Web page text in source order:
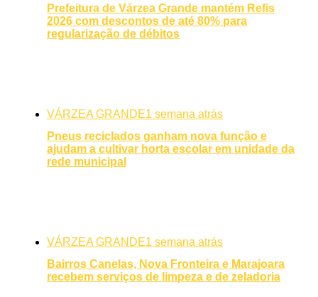
Prefeitura de Várzea Grande mantém Refis
2026 com descontos de até 80% para
regularização de débitos
VÁRZEA GRANDE1 semana atrás
Pneus reciclados ganham nova função e
ajudam a cultivar horta escolar em unidade da
rede municipal
VÁRZEA GRANDE1 semana atrás
Bairros Canelas, Nova Fronteira e Marajoara
recebem serviços de limpeza e de zeladoria